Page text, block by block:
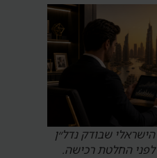
שבודק נדל״ן
החלטת רכישה.